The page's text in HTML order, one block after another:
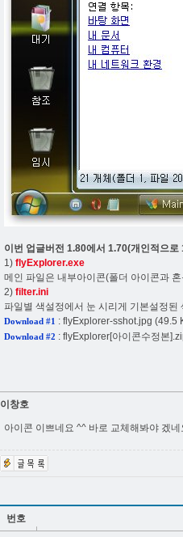
이번 업글버전 1.80에서 1.70(개인적으
1) flyExplorer.exe
메인 파일은 내부아이콘(폴더 아이콘과
2) filter.ini
파일별 색설정에서 눈 시리게 기본설정
Download #1 : flyExplorer-sshot.jpg (49.5
Download #2 : flyExplorer[아이콘수정본
이창호
아이콘 이쁘네요 ^^ 바로 교체해봐야 겠네
번호